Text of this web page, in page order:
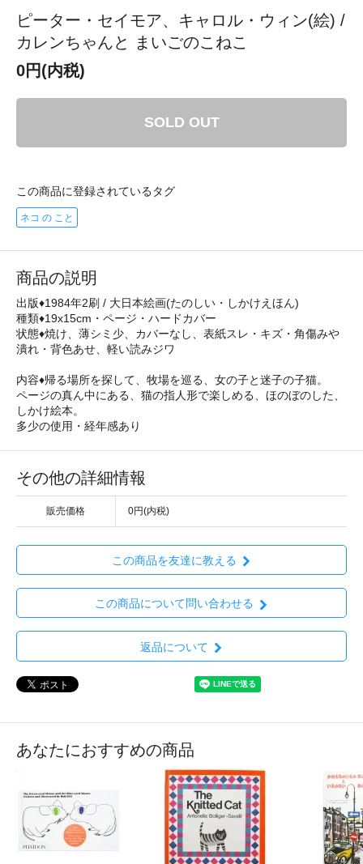
ピーター・セイモア、キャロル・ウィン(絵) /
カレンちゃんと まいごのこねこ
0円(内税)
SOLD OUT
この商品に登録されているタグ
ネコ の こと
商品の説明
出版♦1984年2刷 / 大日本絵画(たのしい・しかけえほん)
種類♦19x15cm・ページ・ハードカバー
状態♦焼け、薄シミ少、カバーなし、表紙スレ・キズ・角傷みや
潰れ・背色あせ、軽い読みジワ
内容♦帰る場所を探して、牧場を巡る、女の子と迷子の子猫。
ページの真ん中にある、猫の指人形で楽しめる、ほのぼのした、
しかけ絵本。
多少の使用・経年感あり
その他の詳細情報
販売価格 0円(内税)
この商品を友達に教える
この商品について問い合わせる
返品について
あなたにおすすめの商品